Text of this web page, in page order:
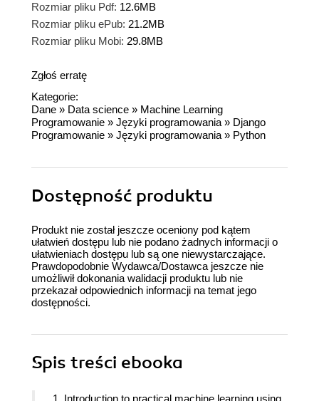
Rozmiar pliku Pdf: 12.6MB
Rozmiar pliku ePub: 21.2MB
Rozmiar pliku Mobi: 29.8MB
Zgłoś erratę
Kategorie:
Dane » Data science » Machine Learning
Programowanie » Języki programowania » Django
Programowanie » Języki programowania » Python
Dostępność produktu
Produkt nie został jeszcze oceniony pod kątem
ułatwień dostępu lub nie podano żadnych informacji o
ułatwieniach dostępu lub są one niewystarczające.
Prawdopodobnie Wydawca/Dostawca jeszcze nie
umożliwił dokonania walidacji produktu lub nie
przekazał odpowiednich informacji na temat jego
dostępności.
Spis treści ebooka